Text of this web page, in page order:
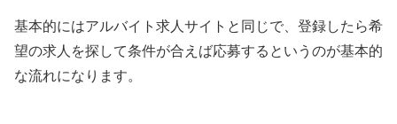
基本的にはアルバイト求人サイトと同じで、登録したら希
望の求人を探して条件が合えば応募するというのが基本的
な流れになります。